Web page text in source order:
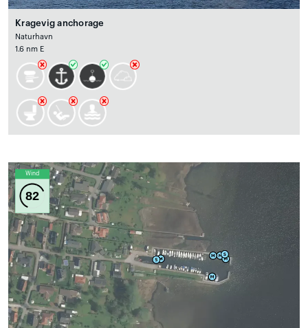
Kragevig anchorage
Naturhavn
1.6 nm E
Wind
82